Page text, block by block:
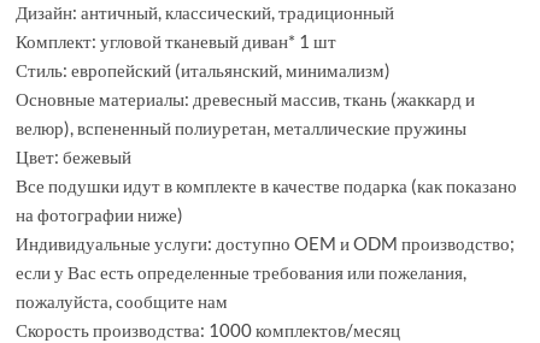
Дизайн: античный, классический, традиционный
Комплект: угловой тканевый диван* 1 шт
Стиль: европейский (итальянский, минимализм)
Основные материалы: древесный массив, ткань (жаккард и
велюр), вспененный полиуретан, металлические пружины
Цвет: бежевый
Все подушки идут в комплекте в качестве подарка (как показано
на фотографии ниже)
Индивидуальные услуги: доступно OEM и ODM производство;
если у Вас есть определенные требования или пожелания,
пожалуйста, сообщите нам
Скорость производства: 1000 комплектов/месяц